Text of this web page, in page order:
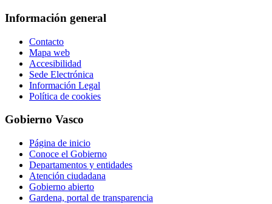
Información general
Contacto
Mapa web
Accesibilidad
Sede Electrónica
Información Legal
Política de cookies
Gobierno Vasco
Página de inicio
Conoce el Gobierno
Departamentos y entidades
Atención ciudadana
Gobierno abierto
Gardena, portal de transparencia